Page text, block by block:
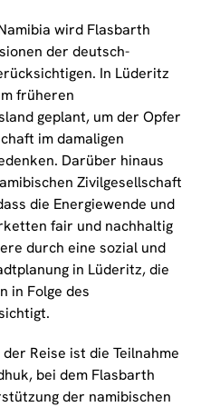
wird Flasbarth
der deutsch-
In Lüderitz
früheren
geplant, um der Opfer
im damaligen
Darüber hinaus
Zivilgesellschaft
die Energiewende und
fair und nachhaltig
durch eine sozial und
in Lüderitz, die
in Folge des
Reise ist die Teilnahme
bei dem Flasbarth
der namibischen